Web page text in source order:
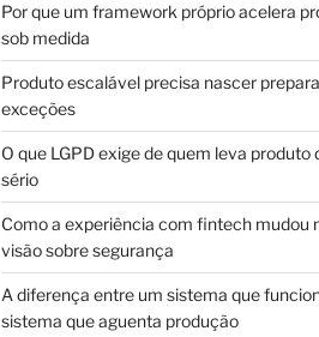
Por que um framework próprio acelera
sob medida
Produto escalável precisa nascer
exceções
O que LGPD exige de quem leva produto
sério
Como a experiência com fintech mudou
visão sobre segurança
A diferença entre um sistema que
sistema que aguenta produção